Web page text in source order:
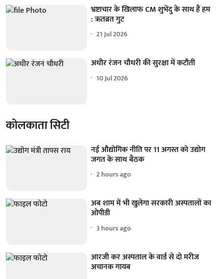
भ्रष्टाचार के खिलाफ CM शुभेंदु के साथ हैं हम
: ऋतब्रत गुट
21 Jul 2026
अधीर रंजन चौधरी की सुरक्षा में कटौती
10 Jul 2026
कोलकाता सिटी
नई औद्योगिक नीति पर 11 अगस्त को उद्योग
जगत के साथ बैठक
2 hours ago
अब शाम में भी खुलेगा सरकारी अस्पतालों का
ओपीडी
3 hours ago
आरजी कर अस्पताल के वार्ड से दो मरीज
अचानक गायब